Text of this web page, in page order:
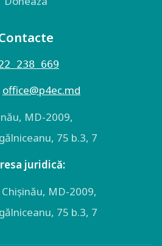
238 669
оffice@p4ec.md
MD-2009,
75 b.3, 7
juridică:
MD-2009,
75 b.3, 7